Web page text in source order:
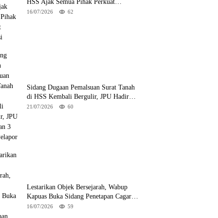
HSS Ajak Semua Pihak Perkuat
Mitigasi
16/07/2026 62
Sidang Dugaan Pemalsuan Surat Tanah
di HSS Kembali Bergulir, JPU Hadirkan
3 Saksi Pelapor
21/07/2026 60
Lestarikan Objek Bersejarah, Wabup
Kapuas Buka Sidang Penetapan Cagar
Budaya 2026
16/07/2026 59